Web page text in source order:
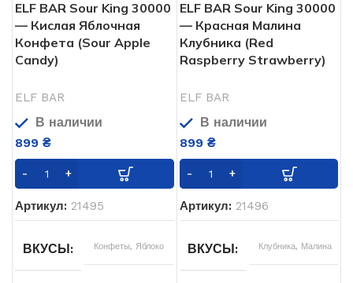
ОБЬЕМ 20 мл
ТИП POD СИСТЕМЫ Одноразовая
USB ЗАРЯДКА
ОБЬЕМ 20 мл
ТИП POD СИСТЕМЫ
USB ЗАРЯДКА
ELF BAR Sour King 30000
— Кислая Яблочная
Конфета (Sour Apple
Candy)
ELF BAR
В наличии
899 ₴
Артикул: 21495
ВКУСЫ Конфеты, Яблоко
ELF BAR Sour King 30000
— Красная Малина
Клубника (Red
Raspberry Strawberry)
ELF BAR
В наличии
899 ₴
Артикул: 21496
ВКУСЫ Клубника, Малина